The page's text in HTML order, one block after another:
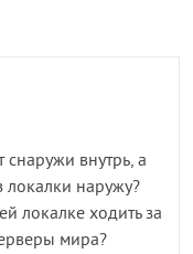
внутрь, а
локалки наружу?
локалке ходить за
мира?